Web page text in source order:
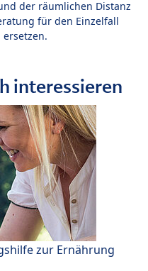
der räumlichen Distanz
für den Einzelfall
interessieren
zur Ernährung